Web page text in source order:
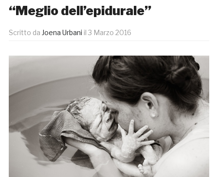
“Meglio dell’epidurale”
Scritto da Joena Urbani il 3 Marzo 2016